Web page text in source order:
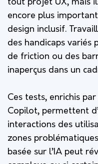
encore plus
design inclusif.
des handicaps variés
de friction ou des
inaperçus dans un
Ces tests, enrichis
Copilot, permettent
interactions des
zones
basée sur l’IA peut